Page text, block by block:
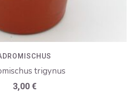
trigynus
3,00€